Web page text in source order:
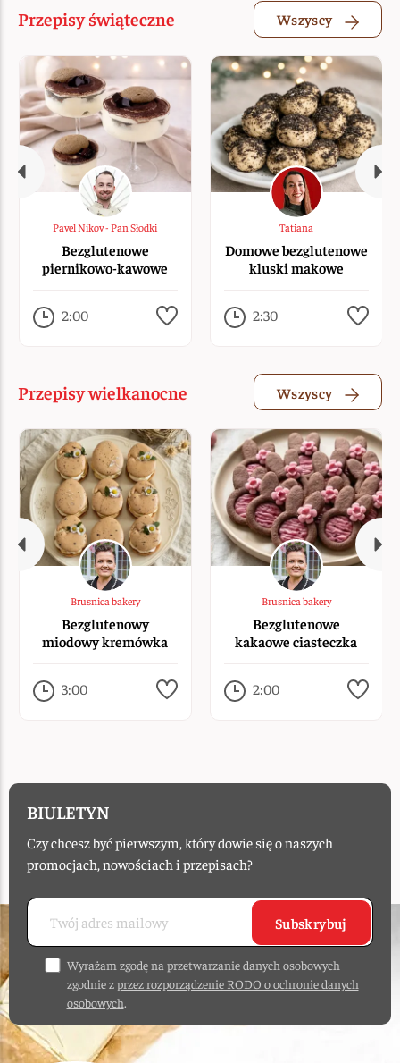
Przepisy świąteczne Wszyscy
Pavel Nikov - Pan Słodki
Bezglutenowe
piernikowo-kawowe
2:00
Tatiana
Domowe bezglutenowe
kluski makowe
2:30
Przepisy wielkanocne Wszyscy
Brusnica bakery
Bezglutenowy
miodowy kremówka
3:00
Brusnica bakery
Bezglutenowe
kakaowe ciasteczka
2:00
BIULETYN
Czy chcesz być pierwszym, który dowie się o naszych
promocjach, nowościach i przepisach?
Subskrybuj
Wyrażam zgodę na przetwarzanie danych osobowych
zgodnie zprzez rozporządzenie RODO o ochronie danych
osobowych.